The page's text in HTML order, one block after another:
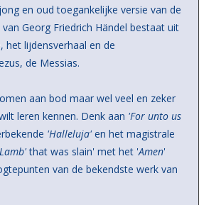
en oud toegankelijke versie van de
Georg Friedrich Händel bestaat uit
het lijdensverhaal en de
de Messias.
aan bod maar wel veel en zeker
leren kennen. Denk aan 'For unto us
'Halleluja'en het magistrale
that was slain' met het 'Amen'
van de bekendste werk van